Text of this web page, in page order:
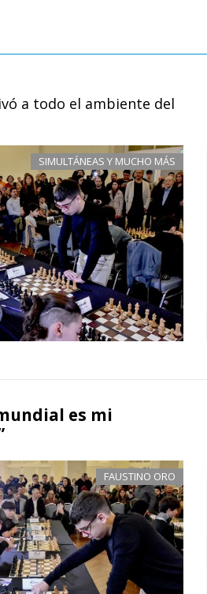
a todo el ambiente del
SIMULTÁNEAS Y MUCHO MÁS
es mi
FAUSTINO ORO